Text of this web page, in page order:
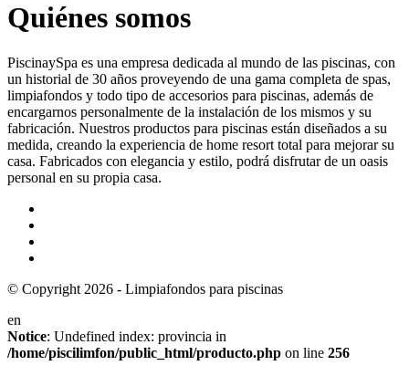
Quiénes somos
PiscinaySpa es una empresa dedicada al mundo de las piscinas, con
un historial de 30 años proveyendo de una gama completa de spas,
limpiafondos y todo tipo de accesorios para piscinas, además de
encargarnos personalmente de la instalación de los mismos y su
fabricación. Nuestros productos para piscinas están diseñados a su
medida, creando la experiencia de home resort total para mejorar su
casa. Fabricados con elegancia y estilo, podrá disfrutar de un oasis
personal en su propia casa.
© Copyright 2026 - Limpiafondos para piscinas
en
Notice: Undefined index: provincia in
/home/piscilimfon/public_html/producto.php on line 256